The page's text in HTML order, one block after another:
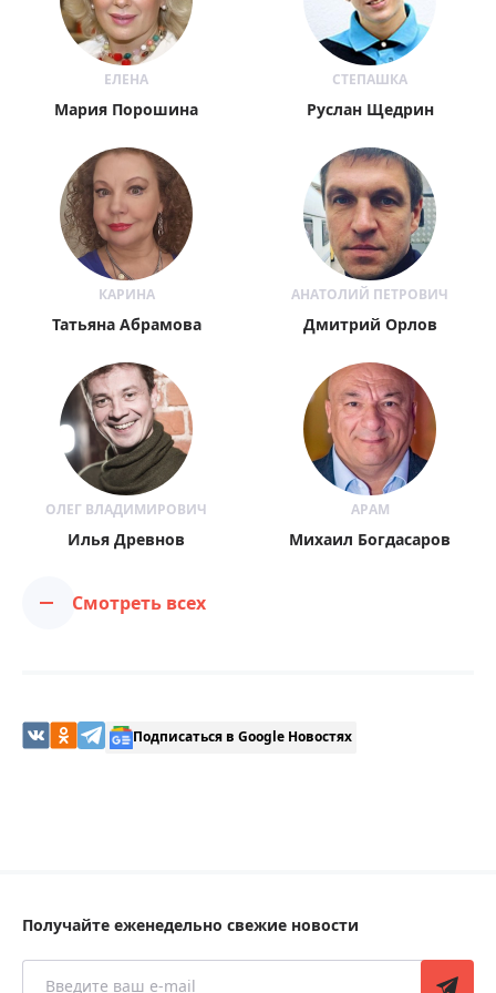
ЕЛЕНА
Мария Порошина
СТЕПАШКА
Руслан Щедрин
КАРИНА
Татьяна Абрамова
АНАТОЛИЙ ПЕТРОВИЧ
Дмитрий Орлов
ОЛЕГ ВЛАДИМИРОВИЧ
Илья Древнов
АРАМ
Михаил Богдасаров
Смотреть всех
Подписаться в Google Новостях
Получайте еженедельно свежие новости